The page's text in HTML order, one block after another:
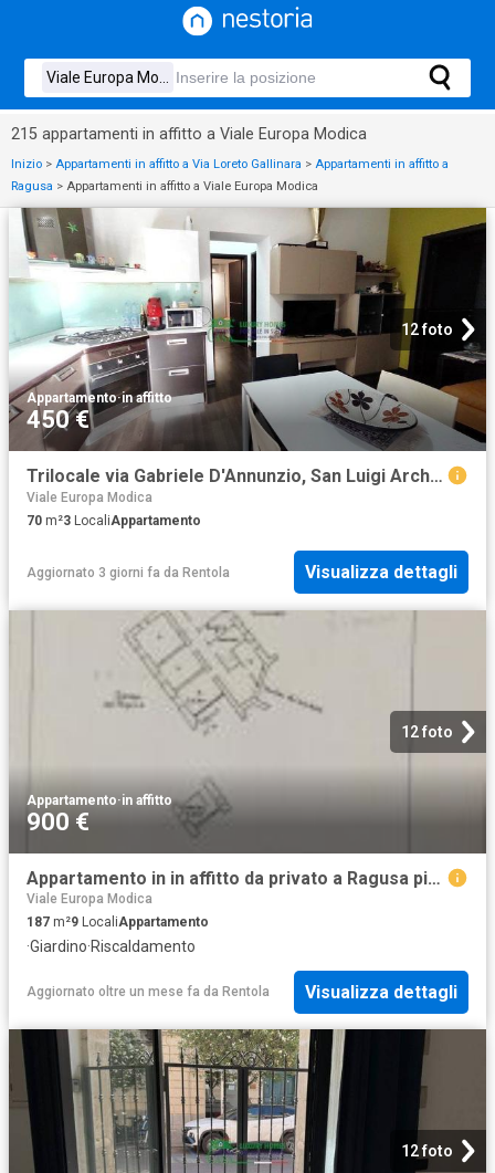
215 appartamenti in affitto a Viale Europa Modica
Inizio > Appartamenti in affitto a Via Loreto Gallinara > Appartamenti in affitto a
Ragusa > Appartamenti in affitto a Viale Europa Modica
12 foto
Appartamento·in affitto
450 €
Trilocale via Gabriele D'Annunzio, San Luigi Archimede, Ragusa
Viale Europa Modica
70 m²3 LocaliAppartamento
Aggiornato 3 giorni fa da Rentola Visualizza dettagli
12 foto
Appartamento·in affitto
900 €
Appartamento in in affitto da privato a Ragusa piazza del Popolo, 1, giardino, da privato, riscaldamento autonomo TrovaCasa
Viale Europa Modica
187 m²9 LocaliAppartamento
·Giardino·Riscaldamento
Aggiornato oltre un mese fa da Rentola Visualizza dettagli
12 foto